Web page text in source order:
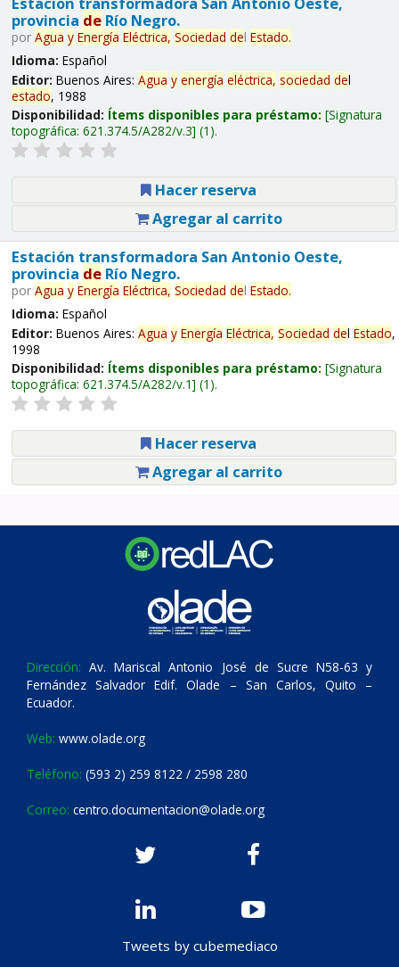
provincia deRío Negro.
por Agua y Energía Eléctrica, Sociedad del Estado.
Idioma: Español
Editor: Buenos Aires: Agua y energía eléctrica, sociedad del
estado, 1988
Disponibilidad: Ítems disponibles para préstamo: Signatura
topográfica: 621.374.5/A282/v.3 (1).
Hacer reserva
Agregar al carrito
Estación transformadora San Antonio Oeste,
provincia deRío Negro.
por Agua y Energía Eléctrica, Sociedad del Estado.
Idioma: Español
Editor: Buenos Aires: Agua y Energía Eléctrica, Sociedad del Estado,
1998
Disponibilidad: Ítems disponibles para préstamo: Signatura
topográfica: 621.374.5/A282/v.1 (1).
Hacer reserva
Agregar al carrito
Dirección: Av. Mariscal Antonio José de Sucre N58-63 y
Fernández Salvador Edif. Olade – San Carlos, Quito –
Ecuador.
Web: www.olade.org
Teléfono: (593 2) 259 8122 / 2598 280
Correo: centro.documentacion@olade.org
Tweets by cubemediaco